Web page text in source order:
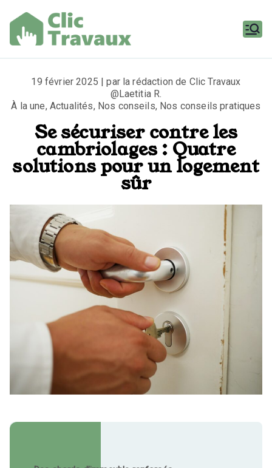
contenu
Travaux
19 février 2025 | par la rédaction de Clic Travaux
@Laetitia R.
À la une, Actualités, Nos conseils, Nos conseils pratiques
Se sécuriser contre les
cambriolages : Quatre
solutions pour un logement
sûr